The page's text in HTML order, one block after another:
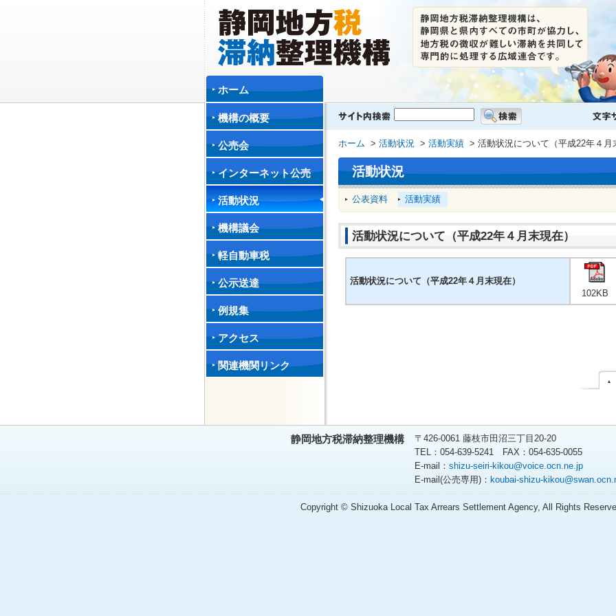
ホーム
機構の概要
公売会
インターネット公売
活動状況
機構議会
軽自動車税
公示送達
例規集
アクセス
関連機関リンク
ホーム > 活動状況 > 活動実績 > 活動状況について（平成22年４月
活動状況
公表資料 活動実績
活動状況について（平成22年４月末現在）
活動状況について（平成22年４月末現在）
102KB
静岡地方税滞納整理機構
〒426-0061 藤枝市田沼三丁目20-20
TEL：054-639-5241 FAX：054-635-0055
E-mail： shizu-seiri-kikou@voice.ocn.ne.jp
E-mail(公売専用)： koubai-shizu-
Copyright © Shizuoka Local Tax Arrears Settlement Agency, All Rights